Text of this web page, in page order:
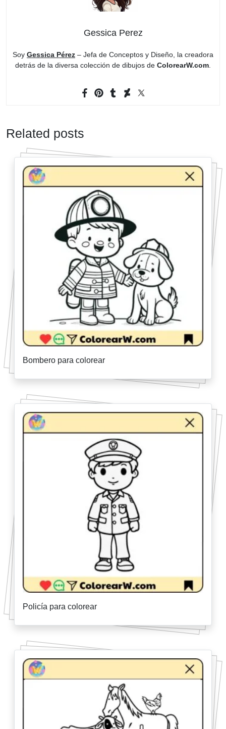
Gessica Perez
Soy Gessica Pérez – Jefa de Conceptos y Diseño, la creadora
detrás de la diversa colección de dibujos de ColorearW.com
Related posts
Bombero para colorear
Policía para colorear